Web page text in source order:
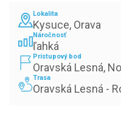
Lokalita
Kysuce, Orava
Náročnosť
ľahká
Prístupový bod
Oravská Lesná,
Trasa
Oravská Lesná -